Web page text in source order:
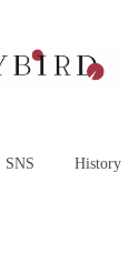
SNS History